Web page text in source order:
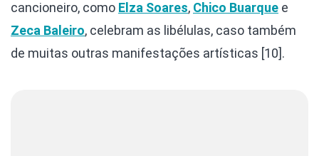
cancioneiro, como Elza Soares, Chico Buarque e
Zeca Baleiro, celebram as libélulas, caso também
de muitas outras manifestações artísticas [10].